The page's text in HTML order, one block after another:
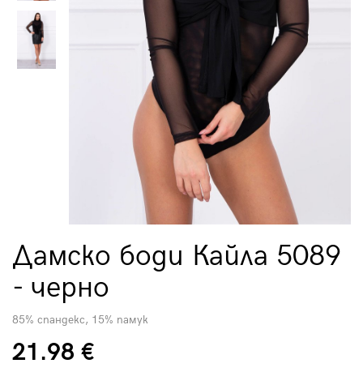
Дамско боди Кайла 5089
- черно
85% спандекс, 15% памук
21.98 €